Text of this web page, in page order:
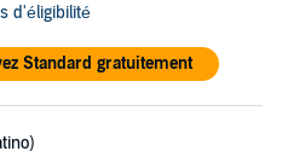
d'éligibilité
Standard gratuitement